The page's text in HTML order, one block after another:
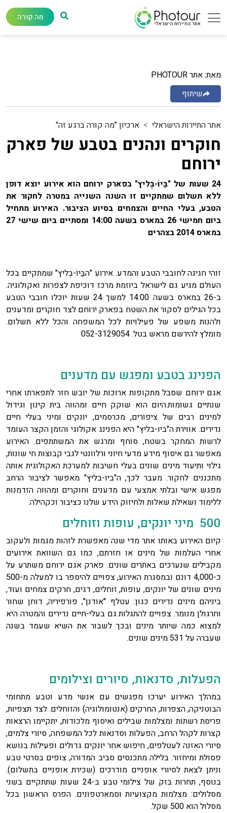
מה קורה
מאת: אתר PHOTOUR
שיתוף
אתר התיירות הישראלי ארכיון "מה קורה ברגע זה"
חוקרים ונהנים בטבע של פארק
ירוחם
24 שעות של
"בַּיוֹ-בְּליץ" בפארק ירוחם הוא אירוע יוצא דופן
ללא תשלום שמתקיים זו השנה השנייה במטרה לחקור את
הטבע, בעלי החיים והצמחים בסיוע הציבור. האירוע מתחיל
ביום חמישי 26 במארס בשעה 14:00 ומסתיים ביום שישי 27
במארס 2014 בצהרים
זוהי חגיגה לחובבי הטבע והמדע. אירוע "הבַּיוֹ-בְּליץ" שמתקיים בכל
העולם מגיע גם לישראל ביוזמת מרכז דוכיפת לצפרות ואקולוגיה.
ב-26 במארס בשעה 14:00 למשך 24 שעות יוכלו חובבי הטבע
בכל הגילים לסקור את השטח בפארק ירוחם לצד חוקרים ומדענים
ולהנות משפע של פעילויות לכל המשפחה והכל ללא תשלום.
מומלץ להירשם מראש בטל. 052-3129054
הפנינג בטבע ומפגש עם מדענים
אגם ירוחם שסבל מתקופות ארוכות של יובש חזר לתפארתו אחרי
שנתיים גשומות.היום הוא שוקק חיים ומהווה בית קינון וגידול
למינים רבים של ציפורים, מכרסמים, יונקים ומיני בעלי חיים
נדירים. אווירת ה"ביו-בליץ" היא הפנינג אקולוגי והזמן הקצר העומד
לרשות המחקר בשטח, סוחף ומרגש את המשתתפים. האירוע
מאפשר גם איסוף מידע מדעי חיוני ורלוונטי לגבי קבוצות חי שונות,
גילוי ותיעוד מינים שונים בעלי חשיבות למערכת האקולוגית אותה
מתכננים לחקור. מעבר לכך, ה"ביו-בליץ" מאפשר לציבור הרחב
מפגש אישי ובלתי אמצעי עם מדענים וחוקרים ומהווה הזדמנות
ללימוד ושאילת שאלות ולחיזוק הידע שלנו כציבור וכקהילה.
500 מיני יונקים, עופות וזוחלים
קיום האירוע באותו אתר מדי שנה מאפשרת לזהות מגמות ולעקוב
אחרי העלמות של מינים או חזרתם, כמו גם השוואת אירועים
מקבילים שנערכים באתרים שונים. פארק אגם ירוחם משתרע על
כ-4,000 דונם ובמסגרת האירוע, צפויים להיספר בו למעלה מ-500
מינים שונים של יונקים, עופות, זוחלים, דגים, חרקים צמחים ועוד,
ביניהם מינים נדירים כגון: עטלף "אודנן", פורפיריה, דוחן שחור
וחרגולן מנומר. צפויים להתגלות גם בעלי-חיים נדירים והמטרה היא
למצוא כמה שיותר מינים ובכך לשבור את השיא שעמד בשנה
שעברה על 531 מינים שונים.
הפעלות, סדנאות, סיורים וצילומים
במהלך האירוע יערכו מפגשים עם אנשי מדע וטבע מתחומי
הבוטניקה, הצפרות, החרקים (אנטומולוגיה) והזוחלים. לצד תצפיות,
פריסת רשתות ומצלמות שבילים ואיסוף מלכודות, יתקיימו הרצאות
קצרות לקהל הרחב, הפעלות וסדנאות לכל המשפחה, סיורי צלמים,
סיורי האזנה לעטלפים, חיפוש אחר יונקים גדולים ופעילות בנושא
פסולת ומיחזור. בלילה מתכנסים סביב המדורה, צופים בסרטי טבע
וניתן לצאת לסיורי אופניים מודרכים (שכירת אופניים בתשלום).
בנוסף, תחרות בזק של צילומי טבע ב-24 שעות שתתקיים בשני
מסלולים: מצלמות מקצועיות וסמארטפונים. הפרס הראשון בכל
מסלול הוא 500 שקל.